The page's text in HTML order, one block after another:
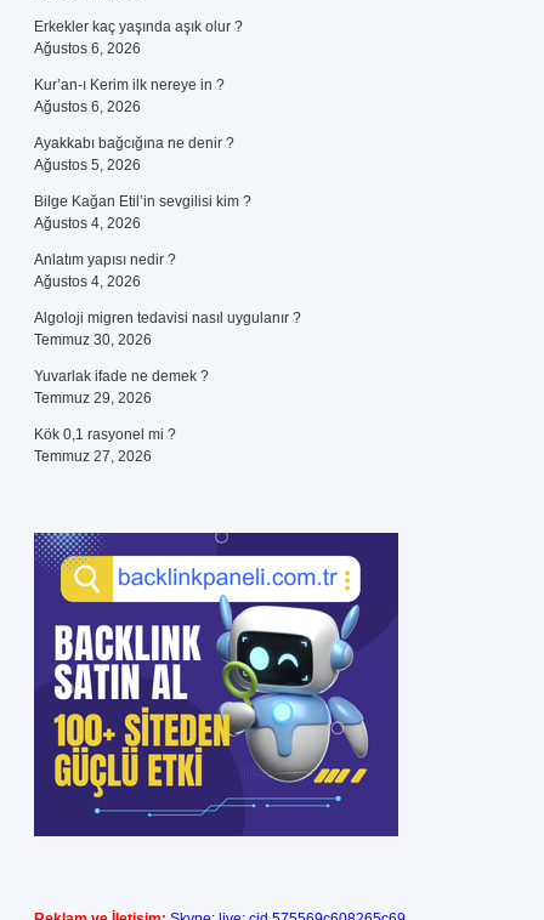
Erkekler kaç yaşında aşık olur ?
Ağustos 6, 2026
Kur’an-ı Kerim ilk nereye in ?
Ağustos 6, 2026
Ayakkabı bağcığına ne denir ?
Ağustos 5, 2026
Bilge Kağan Etil’in sevgilisi kim ?
Ağustos 4, 2026
Anlatım yapısı nedir ?
Ağustos 4, 2026
Algoloji migren tedavisi nasıl uygulanır ?
Temmuz 30, 2026
Yuvarlak ifade ne demek ?
Temmuz 29, 2026
Kök 0,1 rasyonel mi ?
Temmuz 27, 2026